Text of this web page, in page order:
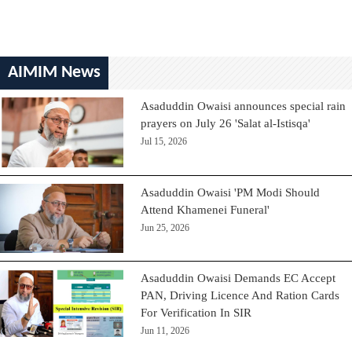
AIMIM News
Asaduddin Owaisi announces special rain
prayers on July 26 'Salat al-Istisqa'
Jul 15, 2026
Asaduddin Owaisi 'PM Modi Should
Attend Khamenei Funeral'
Jun 25, 2026
Asaduddin Owaisi Demands EC Accept
PAN, Driving Licence And Ration Cards
For Verification In SIR
Jun 11, 2026